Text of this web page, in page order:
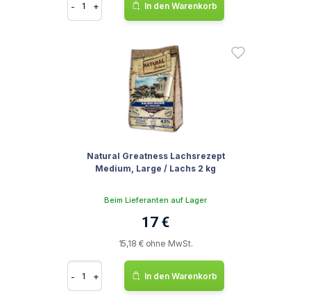
- + In den Warenkorb
Natural Greatness Lachsrezept
Medium, Large / Lachs 2 kg
Beim Lieferanten auf Lager
17 €
15,18 € ohne MwSt.
- + In den Warenkorb